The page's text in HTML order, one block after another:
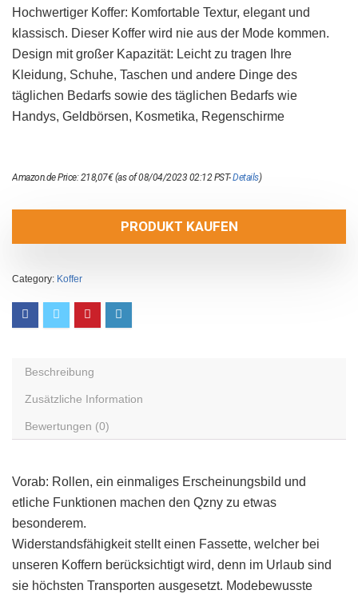
Hochwertiger Koffer: Komfortable Textur, elegant und
klassisch. Dieser Koffer wird nie aus der Mode kommen.
Design mit großer Kapazität: Leicht zu tragen Ihre
Kleidung, Schuhe, Taschen und andere Dinge des
täglichen Bedarfs sowie des täglichen Bedarfs wie
Handys, Geldbörsen, Kosmetika, Regenschirme
Amazon.de Price:218,07€(as of 08/04/2023 02:12 PST-Details)
PRODUKT KAUFEN
Category: Koffer
Beschreibung
Zusätzliche Information
Bewertungen (0)
Vorab: Rollen, ein einmaliges Erscheinungsbild und
etliche Funktionen machen den Qzny zu etwas
besonderem.
Widerstandsfähigkeit stellt einen Fassette, welcher bei
unseren Koffern berücksichtigt wird, denn im Urlaub sind
sie höchsten Transporten ausgesetzt. Modebewusste